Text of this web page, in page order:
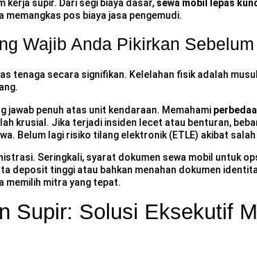
kerja supir. Dari segi biaya dasar, sewa mobil lepas
memangkas pos biaya jasa pengemudi.
Wajib Anda Pikirkan
tenaga secara signifikan. Kelelahan fisik adalah
jawab penuh atas unit kendaraan. Memahami
krusial. Jika terjadi insiden lecet atau benturan,
Belum lagi risiko tilang elektronik (ETLE) akibat
Seringkali, syarat dokumen sewa mobil untuk
deposit tinggi atau bahkan menahan dokumen
memilih mitra yang tepat.
Supir: Solusi Eksekutif